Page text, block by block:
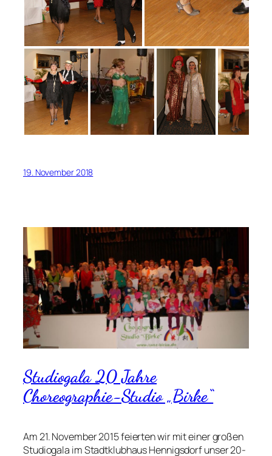
19. November 2018
Studiogala 20 Jahre
Choreographie-Studio „Birke“
Am 21. November 2015 feierten wir mit einer großen
Studiogala im Stadtklubhaus Hennigsdorf unser 20-